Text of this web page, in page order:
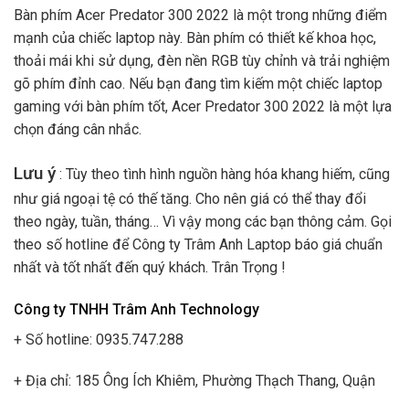
Bàn phím Acer Predator 300 2022 là một trong những điểm
mạnh của chiếc laptop này. Bàn phím có thiết kế khoa học,
thoải mái khi sử dụng, đèn nền RGB tùy chỉnh và trải nghiệm
gõ phím đỉnh cao. Nếu bạn đang tìm kiếm một chiếc laptop
gaming với bàn phím tốt, Acer Predator 300 2022 là một lựa
chọn đáng cân nhắc.
Lưu ý: Tùy theo tình hình nguồn hàng hóa khang hiếm, cũng
như giá ngoại tệ có thế tăng. Cho nên giá có thể thay đổi
theo ngày, tuần, tháng… Vì vậy mong các bạn thông cảm. Gọi
theo số hotline để Công ty Trâm Anh Laptop báo giá chuẩn
nhất và tốt nhất đến quý khách. Trân Trọng !
Công ty TNHH Trâm Anh Technology
+ Số hotline: 0935.747.288
+ Địa chỉ: 185 Ông Ích Khiêm, Phường Thạch Thang, Quận